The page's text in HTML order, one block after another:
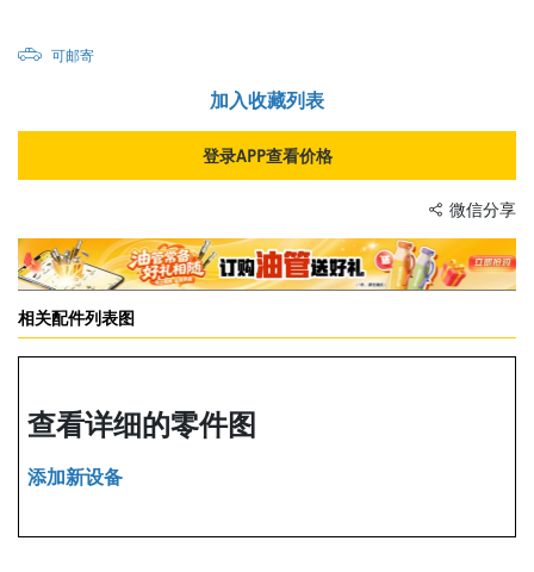
可邮寄
加入收藏列表
登录APP查看价格
微信分享
相关配件列表图
查看详细的零件图
添加新设备